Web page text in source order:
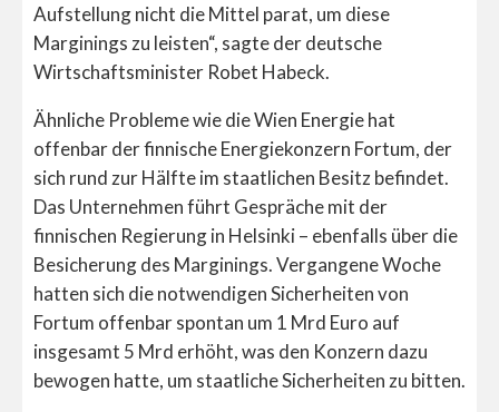
Aufstellung nicht die Mittel parat, um diese
Marginings zu leisten“, sagte der deutsche
Wirtschaftsminister Robet Habeck.
Ähnliche Probleme wie die Wien Energie hat
offenbar der finnische Energiekonzern Fortum, der
sich rund zur Hälfte im staatlichen Besitz befindet.
Das Unternehmen führt Gespräche mit der
finnischen Regierung in Helsinki – ebenfalls über die
Besicherung des Marginings. Vergangene Woche
hatten sich die notwendigen Sicherheiten von
Fortum offenbar spontan um 1 Mrd Euro auf
insgesamt 5 Mrd erhöht, was den Konzern dazu
bewogen hatte, um staatliche Sicherheiten zu bitten.